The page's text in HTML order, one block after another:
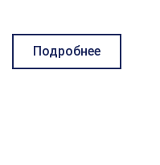
Подробнее